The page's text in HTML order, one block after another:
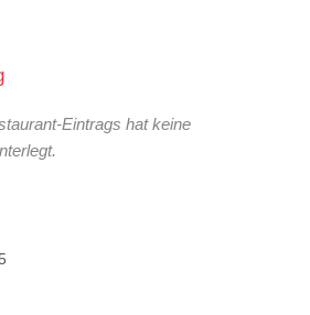
Eintrags hat keine